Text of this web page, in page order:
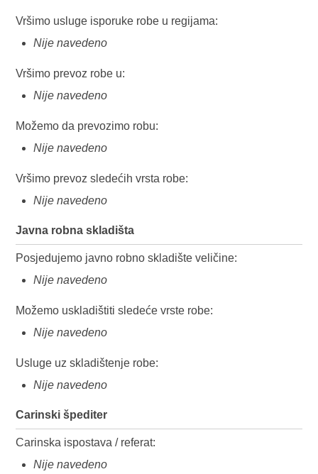
Vršimo usluge isporuke robe u regijama:
Nije navedeno
Vršimo prevoz robe u:
Nije navedeno
Možemo da prevozimo robu:
Nije navedeno
Vršimo prevoz sledećih vrsta robe:
Nije navedeno
Javna robna skladišta
Posjedujemo javno robno skladište veličine:
Nije navedeno
Možemo uskladištiti sledeće vrste robe:
Nije navedeno
Usluge uz skladištenje robe:
Nije navedeno
Carinski špediter
Carinska ispostava / referat:
Nije navedeno